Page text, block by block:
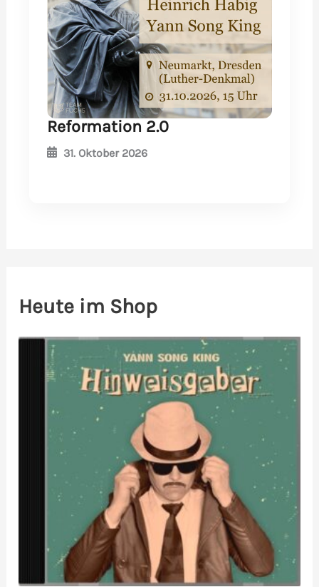
Reformation 2.0
31. Oktober 2026
Heute im Shop